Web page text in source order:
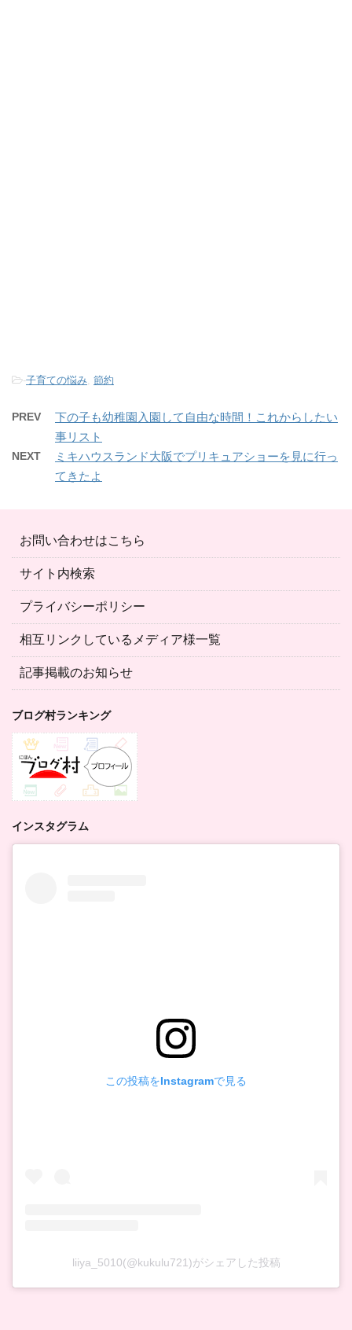
-子育ての悩み, 節約
PREV
下の子も幼稚園入園して自由な時間！これからしたい
事リスト
NEXT
ミキハウスランド大阪でプリキュアショーを見に行っ
てきたよ
お問い合わせはこちら
サイト内検索
プライバシーポリシー
相互リンクしているメディア様一覧
記事掲載のお知らせ
ブログ村ランキング
インスタグラム
この投稿をInstagramで見る
liiya_5010(@kukulu721)がシェアした投稿